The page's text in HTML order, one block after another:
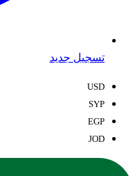
تسجيل جديد
USD
SYP
EGP
JOD